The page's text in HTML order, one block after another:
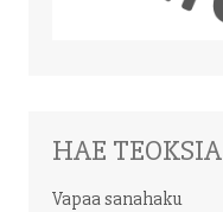
HAE TEOKSIA
Vapaa sanahaku